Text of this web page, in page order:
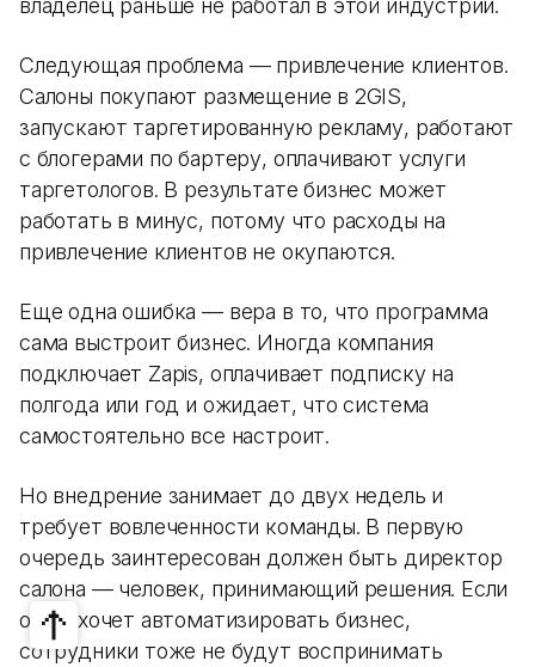
владелец раньше не работал в этой индустрии.
Следующая проблема — привлечение клиентов.
Салоны покупают размещение в 2GIS,
запускают таргетированную рекламу, работают
с блогерами по бартеру, оплачивают услуги
таргетологов. В результате бизнес может
работать в минус, потому что расходы на
привлечение клиентов не окупаются.
Еще одна ошибка — вера в то, что программа
сама выстроит бизнес. Иногда компания
подключает Zapis, оплачивает подписку на
полгода или год и ожидает, что система
самостоятельно все настроит.
Но внедрение занимает до двух недель и
требует вовлеченности команды. В первую
очередь заинтересован должен быть директор
салона — человек, принимающий решения. Если
он не хочет автоматизировать бизнес,
сотрудники тоже не будут воспринимать